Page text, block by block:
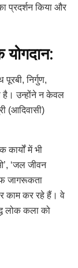
प्रदर्शन किया और
योगदान:
निर्गुण,
है। उन्होंने न केवल
(आदिवासी)
में भी
‘जल जीवन
जागरूकता
काम कर रहे हैं। वे
लोक कला को